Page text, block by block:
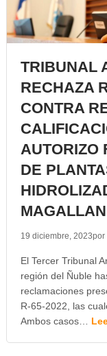
TRIBUNAL
RECHAZA
CONTRA
AUTORIZO
DE
19 diciembre, 2023por
El Tercer Tribunal
región del Ñuble
reclamaciones
R-65-2022, las
Ambos casos…